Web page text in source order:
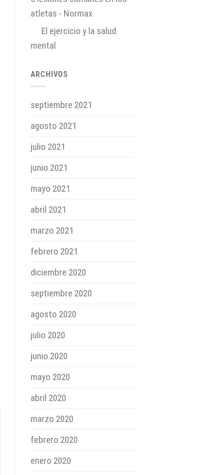
atletas - Normax
El ejercicio y la salud
mental
ARCHIVOS
septiembre 2021
agosto 2021
julio 2021
junio 2021
mayo 2021
abril 2021
marzo 2021
febrero 2021
diciembre 2020
septiembre 2020
agosto 2020
julio 2020
junio 2020
mayo 2020
abril 2020
marzo 2020
febrero 2020
enero 2020